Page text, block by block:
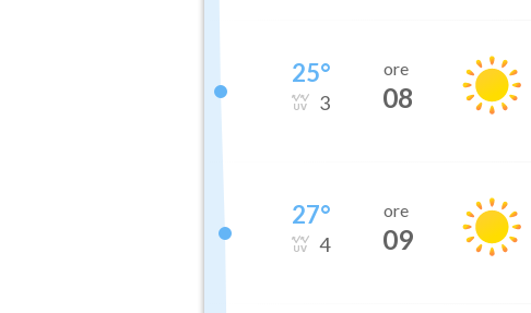
25°
3
ore
08
27°
4
ore
09